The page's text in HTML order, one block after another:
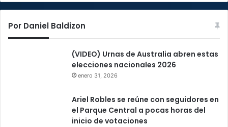
Por Daniel Baldizon
(VIDEO) Urnas de Australia abren estas
elecciones nacionales 2026
enero 31, 2026
Ariel Robles se reúne con seguidores en
el Parque Central a pocas horas del
inicio de votaciones